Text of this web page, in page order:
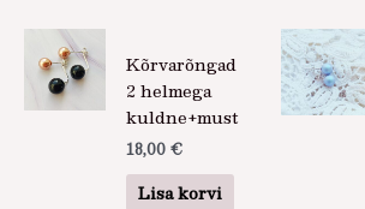
Kõrvarõngad
2 helmega
kuldne+must
18,00 €
Lisa korvi